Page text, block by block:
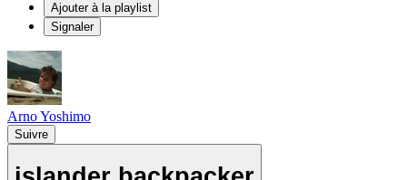
Ajouter à la playlist
Signaler
Arno Yoshimo
Suivre